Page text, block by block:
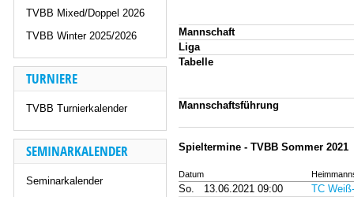
TVBB Mixed/Doppel 2026
TVBB Winter 2025/2026
TURNIERE
TVBB Turnierkalender
SEMINARKALENDER
Seminarkalender
Mannschaft
Liga
Tabelle
Mannschaftsführung
Spieltermine - TVBB Sommer 2021
Datum
So. 13.06.2021 09:00
TC